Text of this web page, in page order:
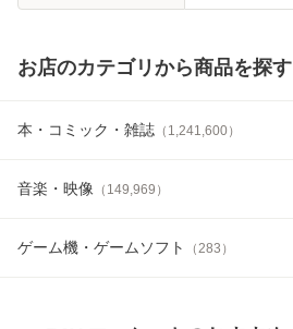
お店のカテゴリから商品を探す
本・コミック・雑誌 （ 1,241,600）
音楽・映像 （ 149,969 ）
ゲーム機・ゲームソフト （283 ）